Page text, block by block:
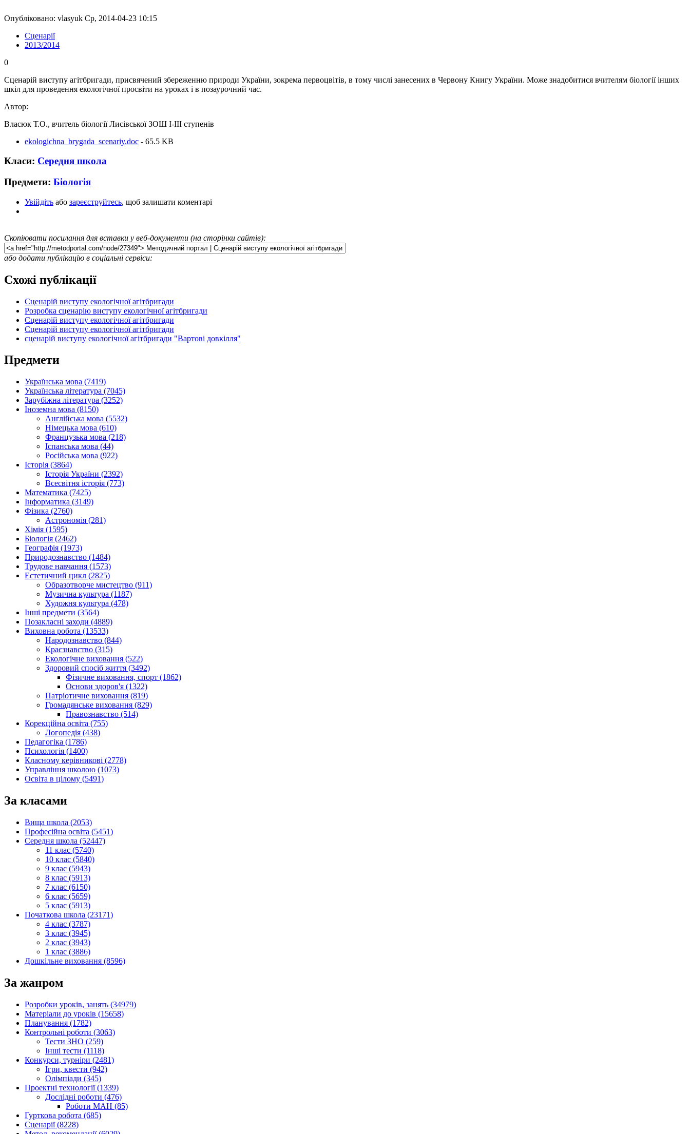
Опубліковано: vlasyuk Ср, 2014-04-23 10:15
Сценарії
2013/2014
0
Сценарій виступу агітбригади, присвячений збереженню природи України, зокрема первоцвітів, в тому числі занесених в Червону Книгу України. Може знадобитися вчителям біології інших
шкіл для проведення екологічної просвіти на уроках і в позаурочний час.
Автор:
Власюк Т.О., вчитель біології Лисівської ЗОШ І-ІІІ ступенів
ekologichna_brygada_scenariy.doc - 65.5 KB
Класи: Середня школа
Предмети: Біологія
Увійдіть або зареєструйтесь, щоб залишати коментарі
Скопіювати посилання для вставки у веб-документи (на сторінки сайтів):
або додати публікацію в соціальні сервіси:
Схожі публікації
Сценарій виступу екологічної агітбригади
Розробка сценарію виступу екологічної агітбригади
Сценарій виступу екологічної агітбригади
Сценарій виступу екологічної агітбригади
сценарій виступу екологічної агітбригади "Вартові довкілля"
Предмети
Українська мова (7419)
Українська література (7045)
Зарубіжна література (3252)
Іноземна мова (8150)
Англійська мова (5532)
Німецька мова (610)
Французька мова (218)
Іспанська мова (44)
Російська мова (922)
Історія (3864)
Історія України (2392)
Всесвітня історія (773)
Математика (7425)
Інформатика (3149)
Фізика (2760)
Астрономія (281)
Хімія (1595)
Біологія (2462)
Географія (1973)
Природознавство (1484)
Трудове навчання (1573)
Естетичний цикл (2825)
Образотворче мистецтво (911)
Музична культура (1187)
Художня культура (478)
Інші предмети (3564)
Позакласні заходи (4889)
Виховна робота (13533)
Народознавство (844)
Краєзнавство (315)
Екологічне виховання (522)
Здоровий спосіб життя (3492)
Фізичне виховання, спорт (1862)
Основи здоров'я (1322)
Патріотичне виховання (819)
Громадянське виховання (829)
Правознавство (514)
Корекційна освіта (755)
Логопедія (438)
Педагогіка (1786)
Психологія (1400)
Класному керівникові (2778)
Управління школою (1073)
Освіта в цілому (5491)
За класами
Вища школа (2053)
Професійна освіта (5451)
Середня школа (52447)
11 клас (5740)
10 клас (5840)
9 клас (5943)
8 клас (5913)
7 клас (6150)
6 клас (5659)
5 клас (5913)
Початкова школа (23171)
4 клас (3787)
3 клас (3945)
2 клас (3943)
1 клас (3886)
Дошкільне виховання (8596)
За жанром
Розробки уроків, занять (34979)
Матеріали до уроків (15658)
Планування (1782)
Контрольні роботи (3063)
Тести ЗНО (259)
Інші тести (1118)
Конкурси, турніри (2481)
Ігри, квести (942)
Олімпіади (345)
Проектні технології (1339)
Дослідні роботи (476)
Роботи МАН (85)
Гурткова робота (685)
Сценарії (8228)